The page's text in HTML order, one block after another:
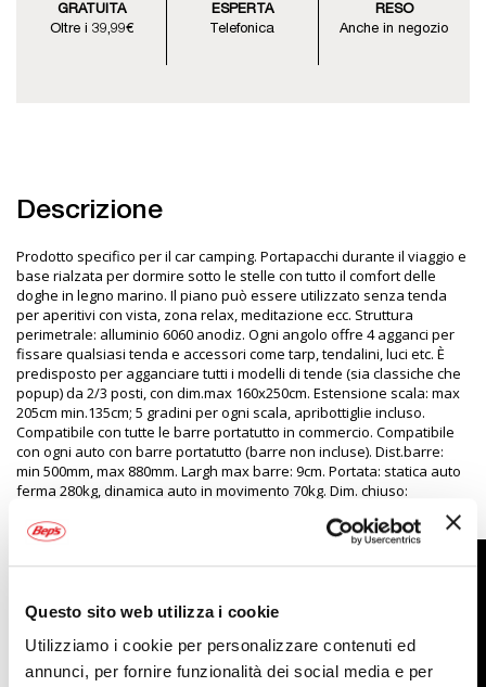
Questo sito web utilizza i cookie
Utilizziamo i cookie per personalizzare contenuti ed
annunci, per fornire funzionalità dei social media e per
GRATUITA
Oltre i 39,99€
ESPERTA
Telefonica
RESO
Anche in negozio
Descrizione
Prodotto specifico per il car camping. Portapacchi durante il viaggio e
base rialzata per dormire sotto le stelle con tutto il comfort delle
doghe in legno marino. Il piano può essere utilizzato senza tenda
per aperitivi con vista, zona relax, meditazione ecc. Struttura
perimetrale: alluminio 6060 anodiz. Ogni angolo offre 4 agganci per
fissare qualsiasi tenda e accessori come tarp, tendalini, luci etc. È
predisposto per agganciare tutti i modelli di tende (sia classiche che
popup) da 2/3 posti, con dim.max 160x250cm. Estensione scala: max
205cm min.135cm; 5 gradini per ogni scala, apribottiglie incluso.
Compatibile con tutte le barre portatutto in commercio. Compatibile
con ogni auto con barre portatutto (barre non incluse). Dist.barre:
min 500mm, max 880mm. Largh max barre: 9cm. Portata: statica auto
ferma 280kg, dinamica auto in movimento 70kg. Dim. chiuso:
125x160cm. Dim. aperto: 250x160cm Peso: 30kg. Altezza chiuso: 15cm.